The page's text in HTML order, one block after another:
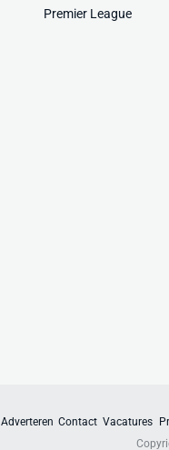
Premier League
Adverteren Contact Vacatures